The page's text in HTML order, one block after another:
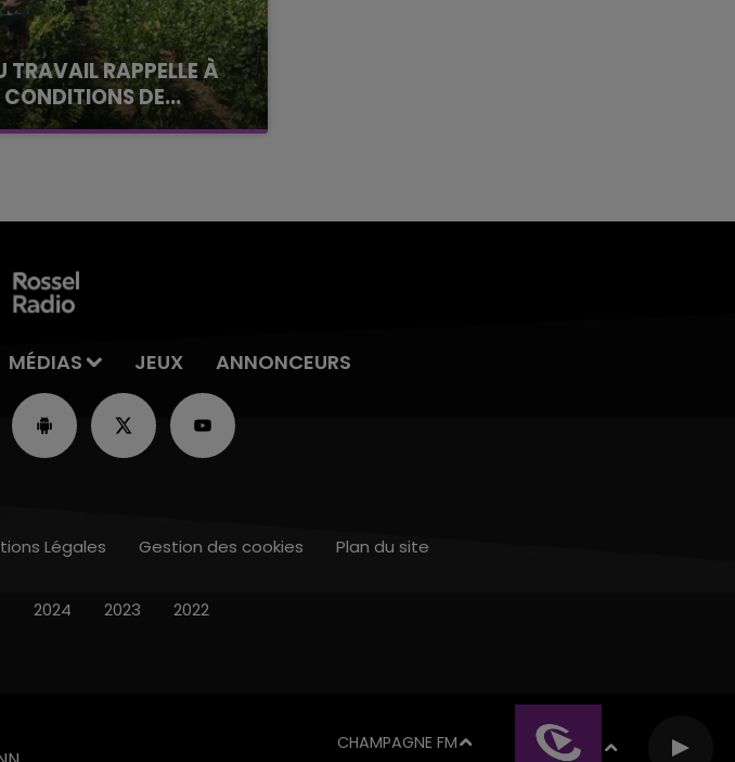
TRAVAIL RAPPELLE À
CONDITIONS DE...
début des vendange
MÉDIAS JEUX ANNONCEURS
CHAMPAGNE FM
Légales Gestion des cookies Plan du site
2024 2023 2022